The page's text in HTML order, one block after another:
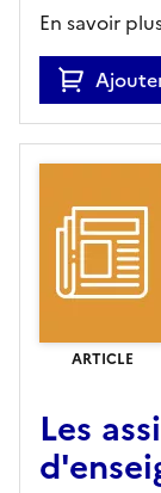
En savoir
ARTICLE
Les